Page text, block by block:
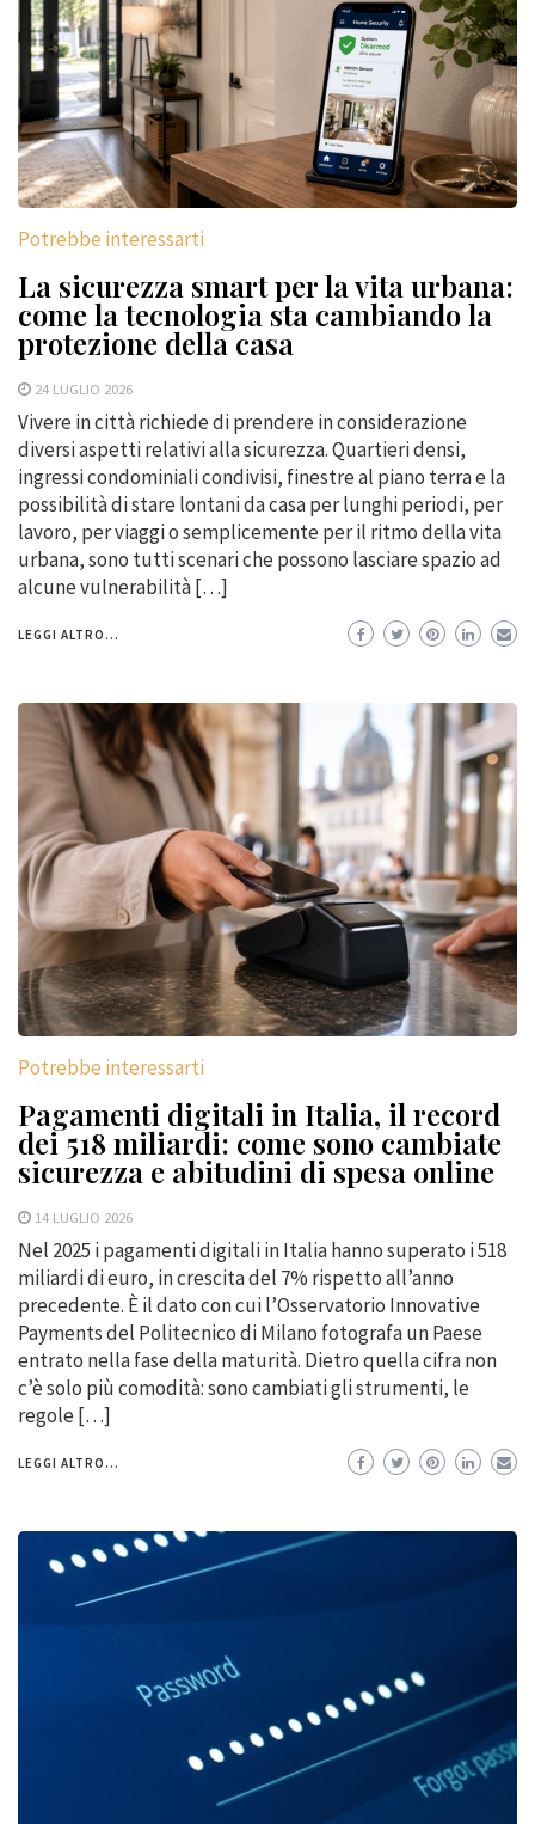
Potrebbe interessarti
La sicurezza smart per la vita urbana:
come la tecnologia sta cambiando la
protezione della casa
24 LUGLIO 2026
Vivere in città richiede di prendere in considerazione
diversi aspetti relativi alla sicurezza. Quartieri densi,
ingressi condominiali condivisi, finestre al piano terra e la
possibilità di stare lontani da casa per lunghi periodi, per
lavoro, per viaggi o semplicemente per il ritmo della vita
urbana, sono tutti scenari che possono lasciare spazio ad
alcune vulnerabilità […]
LEGGI ALTRO...
Potrebbe interessarti
Pagamenti digitali in Italia, il record
dei 518 miliardi: come sono cambiate
sicurezza e abitudini di spesa online
14 LUGLIO 2026
Nel 2025 i pagamenti digitali in Italia hanno superato i 518
miliardi di euro, in crescita del 7% rispetto all’anno
precedente. È il dato con cui l’Osservatorio Innovative
Payments del Politecnico di Milano fotografa un Paese
entrato nella fase della maturità. Dietro quella cifra non
c’è solo più comodità: sono cambiati gli strumenti, le
regole […]
LEGGI ALTRO...